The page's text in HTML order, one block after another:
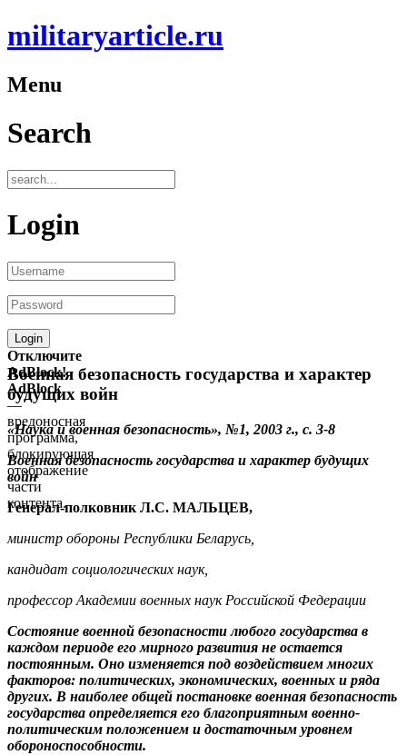
militaryarticle.ru
Menu
Search
Login
Отключите
AdBlock!
AdBlock
—
вредоносная
программа,
блокирующая
отображение
части
контента.
Военная безопасность государства и характер
будущих войн
«Наука и военная безопасность», №1, 2003 г., с. 3-8
Военная безопасность государства и характер будущих
войн
Генерал-полковник Л.С. МАЛЬЦЕВ,
министр обороны Республики Беларусь,
кандидат социологических наук,
профессор Академии военных наук Российской Федерации
Состояние военной безопасности любого государства в
каждом периоде его мирного развития не остается
постоянным. Оно изменяется под воздействием многих
факторов: политических, экономических, военных и ряда
других. В наиболее общей постановке военная безопасность
государства определяется его благоприятным военно-
политическим положением и достаточным уровнем
обороноспособности.